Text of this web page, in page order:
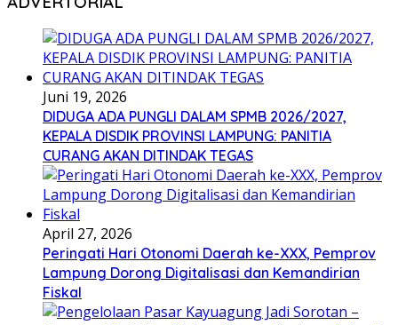
Juni 19, 2026
DIDUGA ADA PUNGLI DALAM SPMB 2026/2027,
KEPALA DISDIK PROVINSI LAMPUNG: PANITIA
CURANG AKAN DITINDAK TEGAS
April 27, 2026
Peringati Hari Otonomi Daerah ke-XXX, Pemprov
Lampung Dorong Digitalisasi dan Kemandirian
Fiskal